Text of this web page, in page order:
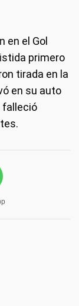
en el Gol
primero
tirada en la
en su auto
falleció